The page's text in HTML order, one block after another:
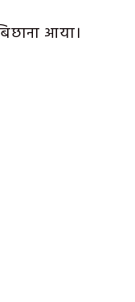
आया।